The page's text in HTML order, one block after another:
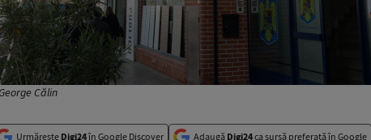
Călin
Urmărește Digi24în Google Discover Adaugă Digi24ca sursă preferată în Google